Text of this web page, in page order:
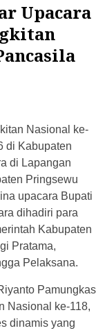
Upacara
Nasional ke-
di Kabupaten
di Lapangan
Pringsewu
upacara Bupati
dihadiri para
Kabupaten
Pratama,
Pelaksana.
Pamungkas
Nasional ke-118,
dinamis yang